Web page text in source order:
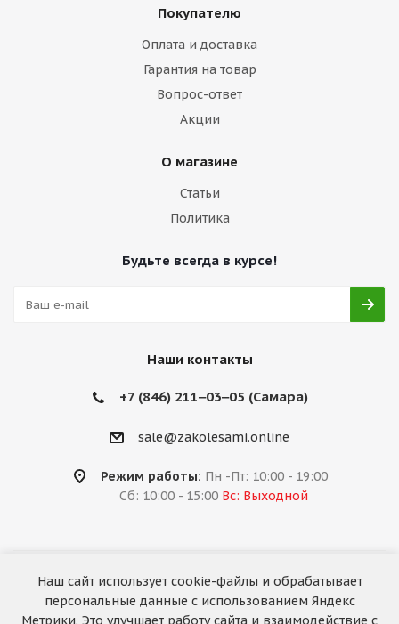
Покупателю
Оплата и доставка
Гарантия на товар
Вопрос-ответ
Акции
О магазине
Статьи
Политика
Будьте всегда в курсе!
Наши контакты
+7 (846) 211‒03‒05 (Самара)
sale@zakolesami.online
Режим работы: Пн -Пт: 10:00 - 19:00
Сб: 10:00 - 15:00 Вс: Выходной
2026 © «За колёсами.Online»
Запуск сайта —RuMaster
Наш сайт использует cookie-файлы и обрабатывает
персональные данные с использованием Яндекс
Метрики. Это улучшает работу сайта и взаимодействие с